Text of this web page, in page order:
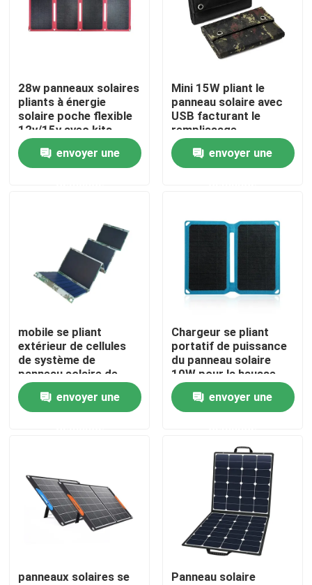
A propos de nous
Contrôle de la qualité
Contact
Station solaire de générateur
générateur portatif de centrale
Générateur de panneau solaire
28w panneaux solaires
pliants à énergie
solaire poche flexible
12v/15v avec kits
d'alimentation pour le
campingenvoyer une
Mini 15W pliant le
panneau solaire avec
USB facturant le
remplissage
d'ordinateur portable
de téléphoneenvoyer une
mobile se pliant
extérieur de cellules
de système de
panneau solaire de
120W 300W 600W
facturant la maison
envoyer une
Chargeur se pliant
portatif de puissance
du panneau solaire
10W pour la hausse
campante de voyage
envoyer une
panneaux solaires se
Panneau solaire